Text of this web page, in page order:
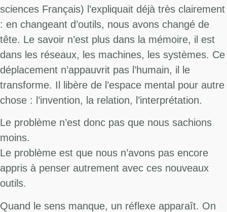
sciences Français) l’expliquait déjà très clairement
: en changeant d’outils, nous avons changé de
tête. Le savoir n’est plus dans la mémoire, il est
dans les réseaux, les machines, les systèmes. Ce
déplacement n’appauvrit pas l’humain, il le
transforme. Il libère de l’espace mental pour autre
chose : l’invention, la relation, l’interprétation.
Le problème n’est donc pas que nous sachions
moins.
Le problème est que nous n’avons pas encore
appris à penser autrement avec ces nouveaux
outils.
Quand le sens manque, un réflexe apparaît. On